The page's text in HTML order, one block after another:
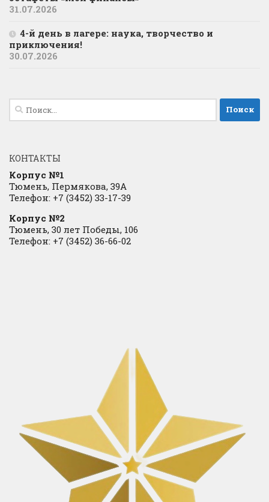
31.07.2026
4-й день в лагере: наука, творчество и
приключения!
30.07.2026
Найти:
КОНТАКТЫ
Корпус №1
Тюмень, Пермякова, 39А
Телефон: +7 (3452) 33-17-39
Корпус №2
Тюмень, 30 лет Победы, 106
Телефон: +7 (3452) 36-66-02